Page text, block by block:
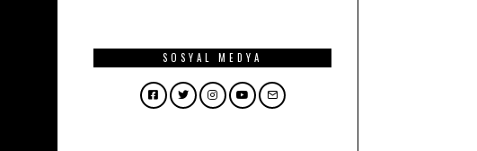
SOSYAL MEDYA
Facebook
TwitterInstagram
YouTube
Email